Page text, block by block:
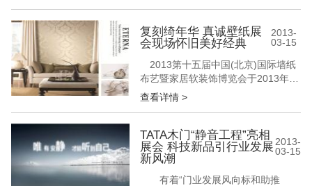
如期举行。意大利百年品牌——阿里
斯顿携全系壁挂炉产品、系列热水器
新品和商用锅炉、燃烧器等全线产品
占据最黄金展...
复刻绮年华 真诚壁纸展
会现场怀旧美好经典
2013-
03-15
2013第十五届中国(北京)国际墙纸
布艺暨家居软装饰博览会于2013年3
月7日-10日在北京接连拉开帷幕。展
华》新版本以其独特的怀旧情怀吸引
众多观众驻足，赢得观展者的好评。
复刻绮年华 真诚壁纸展会现场怀旧美
好经典 真诚壁纸《绮年华》...
查看详情 >
TATA木门“静音工程”亮相
展会 科技新品引行业发展
新风潮
2013-
03-15
有着“门业发展风向标和助推